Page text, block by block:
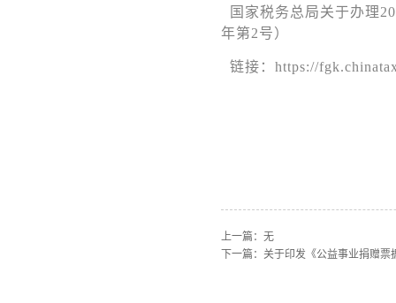
国家税务总局关于办理
年第2号）
链接：https://
上一篇：无
下一篇： 关于印发《公益事业捐赠票